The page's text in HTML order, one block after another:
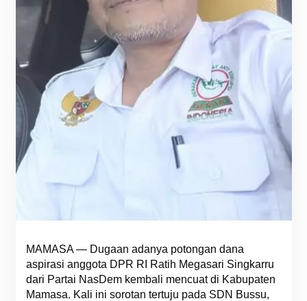
MAMASA — Dugaan adanya potongan dana
aspirasi anggota DPR RI Ratih Megasari Singkarru
dari Partai NasDem kembali mencuat di Kabupaten
Mamasa. Kali ini sorotan tertuju pada SDN Bussu,